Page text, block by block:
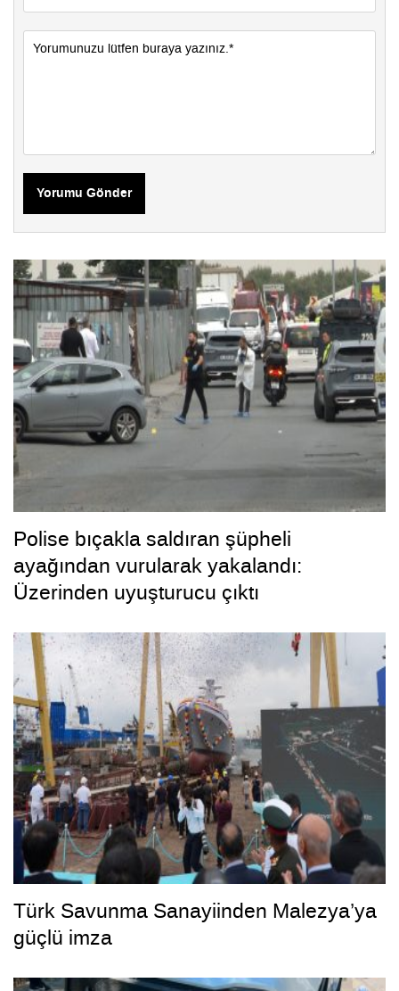
Yorumu Gönder
Polise bıçakla saldıran şüpheli
ayağından vurularak yakalandı:
Üzerinden uyuşturucu çıktı
Türk Savunma Sanayiinden Malezya’ya
güçlü imza